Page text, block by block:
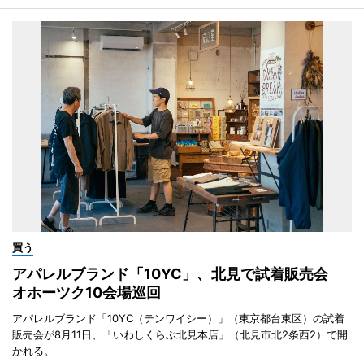
買う
アパレルブランド「10YC」、北見で試着販売会
オホーツク10会場巡回
アパレルブランド「10YC（テンワイシー）」（東京都台東区）の試着
販売会が8月11日、「いわしくらぶ北見本店」（北見市北2条西2）で開
かれる。